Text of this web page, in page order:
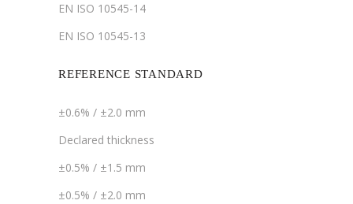
EN ISO 10545-14
EN ISO 10545-13
REFERENCE STANDARD
±0.6% / ±2.0 mm
Declared thickness
±0.5% / ±1.5 mm
±0.5% / ±2.0 mm